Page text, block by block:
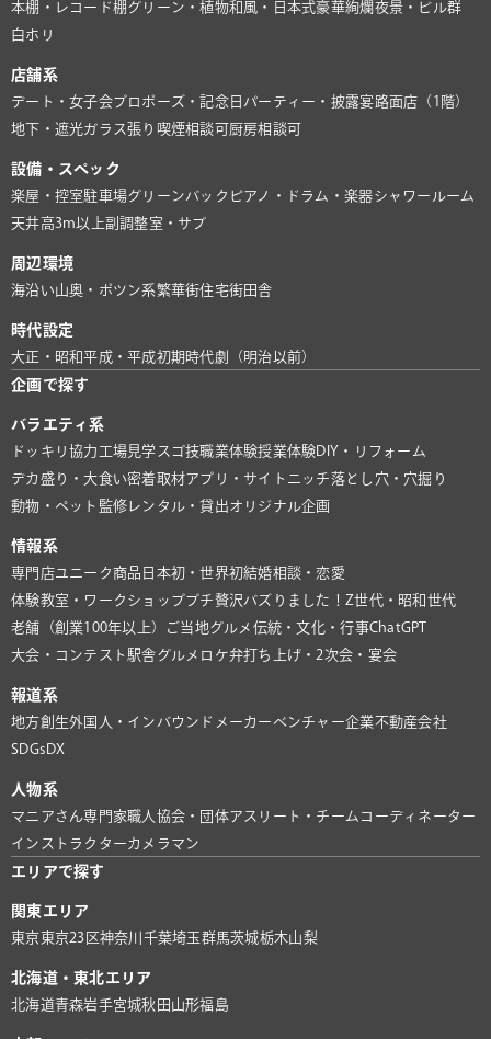
本棚・レコード棚グリーン・植物和風・日本式豪華絢爛夜景・ビル群
白ホリ
店舗系
デート・女子会プロポーズ・記念日 パーティー・披露宴路面店（1階）
地下・遮光ガラス張り 喫煙相談可 厨房相談可
設備・スペック
楽屋・控室駐車場グリーンバック ピアノ・ドラム・楽器シャワールーム
天井高3m以上副調整室・サブ
周辺環境
海沿い山奥・ポツン系繁華街住宅街田舎
時代設定
大正・昭和平成・平成初期時代劇（明治以前）
企画で探す
バラエティ系
ドッキリ協力 工場見学 スゴ技職業体験授業体験 DIY・リフォーム
デカ盛り・大食い密着取材アプリ・サイト ニッチ落とし穴・穴掘り
動物・ペット 監修 レンタル・貸出オリジナル企画
情報系
専門店ユニーク商品 日本初・世界初結婚相談・恋愛
体験教室・ワークショッププチ贅沢バズりました！ Z世代・昭和世代
老舗（創業100年以上）
ご当地グルメ 伝統・文化・行事ChatGPT
大会・コンテスト 駅舎グルメ ロケ弁打ち上げ・2次会・宴会
報道系
地方創生外国人・インバウンド メーカー ベンチャー企業不動産会社
SDGs DX
人物系
マニアさん専門家 職人 協会・団体アスリート・チーム コーディネーター
インストラクターカメラマン
エリアで探す
関東エリア
東京 東京23区神奈川 千葉埼玉群馬茨城栃木山梨
北海道・東北エリア
北海道青森岩手宮城秋田 山形福島